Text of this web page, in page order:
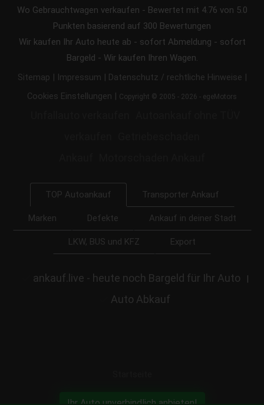
Wo Gebrauchtwagen verkaufen - Bewertet mit 4.76 von 5.0
Punkten basierend auf 300 Bewertungen
Wir kaufen Ihr Auto heute ab - sofort Abmeldung - sofort
Bargeld - Wir kaufen Ihren Wagen.
Sitemap | Impressum | Datenschutz / rechtliche Hinweise |
Cookies Einstellungen | Copyright © 2005 - 2026 - egeMotors
TOP Autoankauf Transporter Ankauf
Marken Defekte Ankauf in deiner Stadt
LKW, BUS und KFZ Export
ankauf.live - heute noch Bargeld für Ihr Auto |
Auto Abkauf